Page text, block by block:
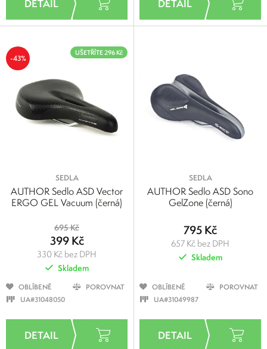
-43%
UŠETŘÍTE 296 Kč
SEDLA
AUTHOR Sedlo ASD Vector
ERGO GEL Vacuum (černá)
695 Kč
399 Kč
330 Kč bez DPH
Skladem
OBLÍBENÉ
POROVNAT
UA#31048050
SEDLA
AUTHOR Sedlo ASD Sono
GelZone (černá)
795 Kč
657 Kč bez DPH
Skladem
OBLÍBENÉ
POROVNAT
UA#31049987